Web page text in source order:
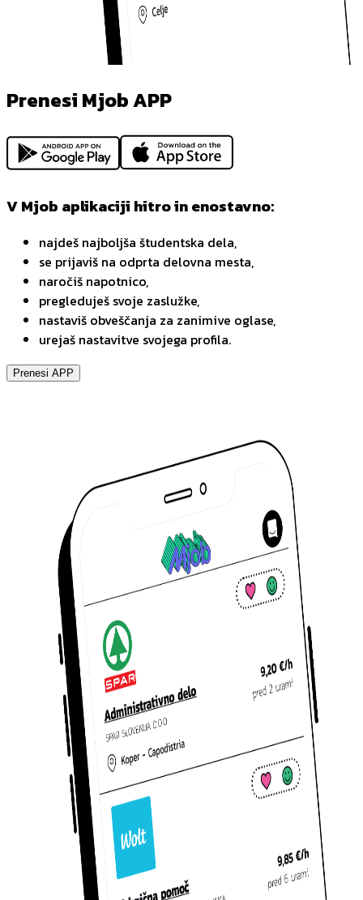
Prenesi Mjob APP
V Mjob aplikaciji hitro in enostavno:
najdeš najboljša študentska dela,
se prijaviš na odprta delovna mesta,
naročiš napotnico,
pregleduješ svoje zaslužke,
nastaviš obveščanja za zanimive oglase,
urejaš nastavitve svojega profila.
Prenesi APP